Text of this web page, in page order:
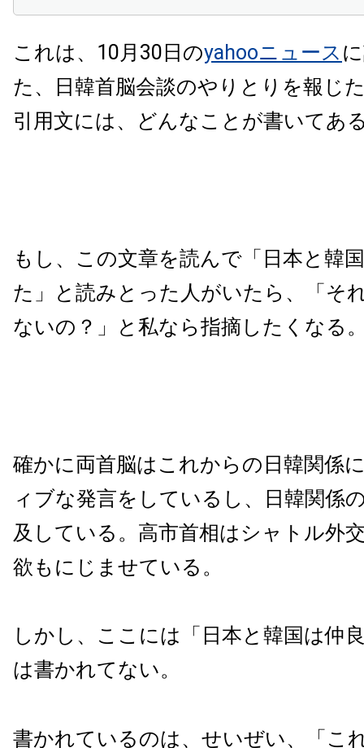
これは、10月 30日のyahooニュース
た、日韓首脳会談のやりとりを報じ
引用文には、どんなことが書いてあ
もし、この文章を読んで「日本と韓
た」と読みとった人がいたら、「そ
ないの？」と私なら指摘したくなる
確かに両首脳はこれからの日韓関係
ィブな発言をしているし、日韓関係
及している。高市首相はシャトル外
欲もにじませている。
しかし、ここには「日本と韓国は仲
は書かれてない。
書かれているのは、せいぜい、「こ